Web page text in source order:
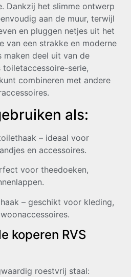
Dankzij het slimme ontwerp
aan de muur, terwijl
en pluggen netjes uit het
van een strakke en moderne
maken deel uit van de
toiletaccessoire-serie,
combineren met andere
als:
– ideaal voor
en accessoires.
voor theedoeken,
– geschikt voor kleding,
koperen RVS
roestvrij staal: